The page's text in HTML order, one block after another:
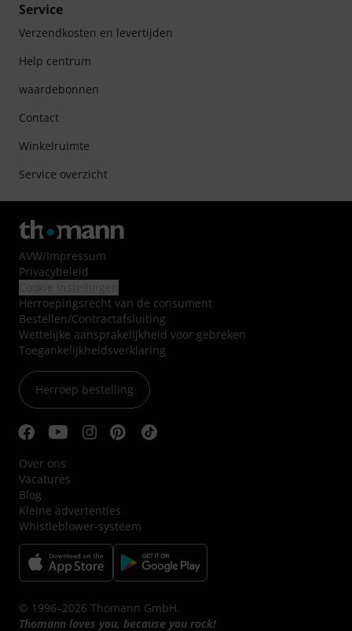
Service
Verzendkosten en levertijden
Help centrum
waardebonnen
Contact
Winkelruimte
Service overzicht
AVW/Impressum
Privacybeleid
Herroepingsrecht van de consument
Bestellen/Contractafsluiting
Wettelijke aansprakelijkheid voor gebreken
Toegankelijkheidsverklaring
Herroep bestelling
Over ons
Vacatures
Blog
Kleine advertenties
Whistleblower-systeem
© 1996–2026 Thomann GmbH.
Thomann loves you, because you rock!